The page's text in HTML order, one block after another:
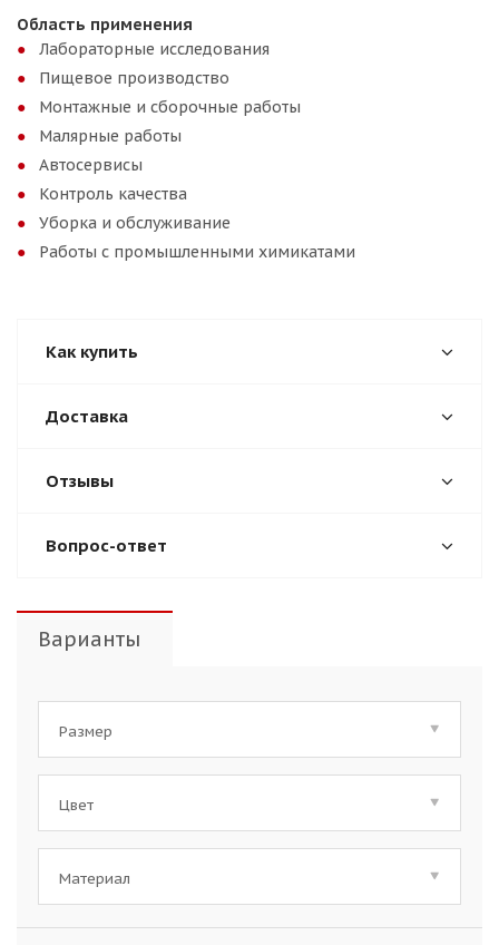
Область применения
Лабораторные исследования
Пищевое производство
Монтажные и сборочные работы
Малярные работы
Автосервисы
Контроль качества
Уборка и обслуживание
Работы с промышленными химикатами
Как купить
Доставка
Отзывы
Вопрос-ответ
Варианты
Размер
Цвет
Материал